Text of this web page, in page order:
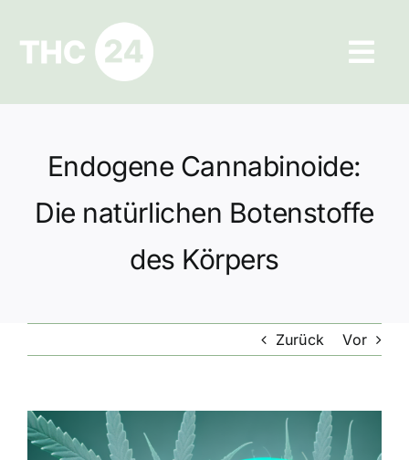
springen
Ratgeber
Hilfe und Kontakt
Datenschutz
Endogene Cannabinoide:
Die natürlichen Botenstoffe
des Körpers
Zurück Vor
Zeige
grösseres